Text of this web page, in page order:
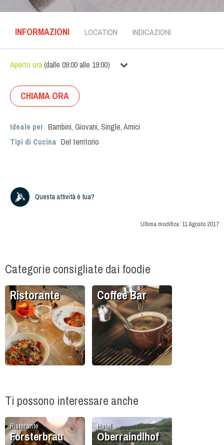
INFORMAZIONI LOCATION INDICAZIONI
Aperto ora(dalle 09:00alle 19:00)
CHIAMA ORA
Ideale per Bambini, Giovani, Single,Amici
Tipi di Cucina Del territorio
Questa attività è tua?
Ultima modifica: 11 Agosto 2017
Categorie consigliate dai foodie
Ristorante Coffee Bar
Ti possono interessare anche
Ristorante
Forsterbrau
Hotel
Oberraindlhof